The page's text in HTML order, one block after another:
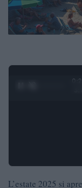
L’estate 2025 si